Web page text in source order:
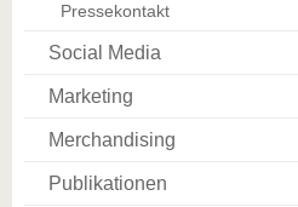
Pressekontakt
Social Media
Marketing
Merchandising
Publikationen